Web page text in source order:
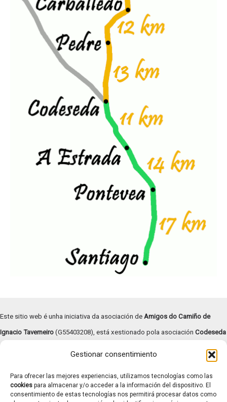
Gestionar consentimiento
Para ofrecer las mejores experiencias, utilizamos tecnologías como las
cookies para almacenar y/o acceder a la información del dispositivo. El
consentimiento de estas tecnologías nos permitirá procesar datos como
Este sitio web é unha iniciativa da asociación de Amigos do Camiño de
Ignacio Taverneiro (G55403208), está xestionado pola asociación Codeseda
Copyright © | 2026 |Aviso legal|Términos y condiciones|
Transparencia|Política de cookies